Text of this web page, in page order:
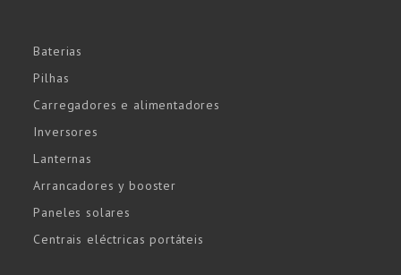
Baterias
Pilhas
Carregadores e alimentadores
Inversores
Lanternas
Arrancadores y booster
Paneles solares
Centrais eléctricas portáteis